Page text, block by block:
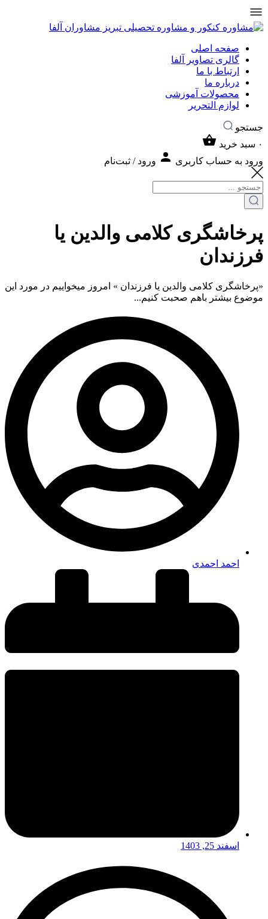
صفحه اصلی
گالری تصاویر آلفا
ارتباط با ما
درباره ما
محصولات آموزشی
لوازم التحریر
جستجو
۰ سبد خرید
ورود به حساب کاربری
ورود / ثبت‌نام
پرخاشگری کلامی والدین یا
فرزندان
«پرخاشگری کلامی والدین یا فرزندان » امروز میخواییم در مورد این
موضوع بیشتر باهم صحبت کنیم...
احمد احمدی
اسفند 25, 1403